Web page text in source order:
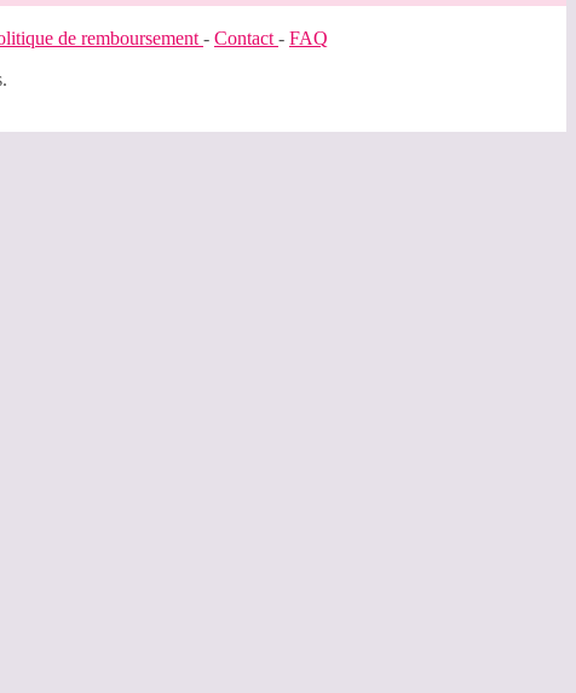
de remboursement - Contact - FAQ